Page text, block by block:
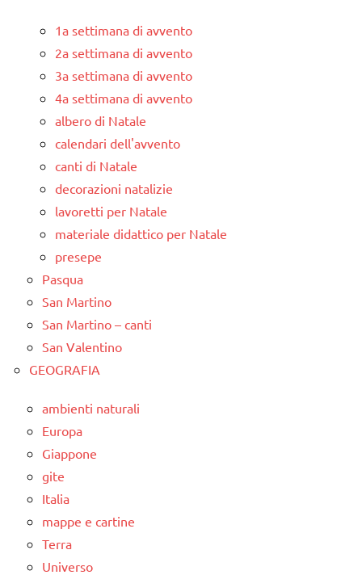
1a settimana di avvento
2a settimana di avvento
3a settimana di avvento
4a settimana di avvento
albero di Natale
calendari dell'avvento
canti di Natale
decorazioni natalizie
lavoretti per Natale
materiale didattico per Natale
presepe
Pasqua
San Martino
San Martino – canti
San Valentino
GEOGRAFIA
ambienti naturali
Europa
Giappone
gite
Italia
mappe e cartine
Terra
Universo